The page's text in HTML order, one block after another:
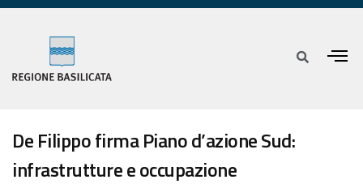
De Filippo firma Piano d’azione Sud:
infrastrutture e occupazione